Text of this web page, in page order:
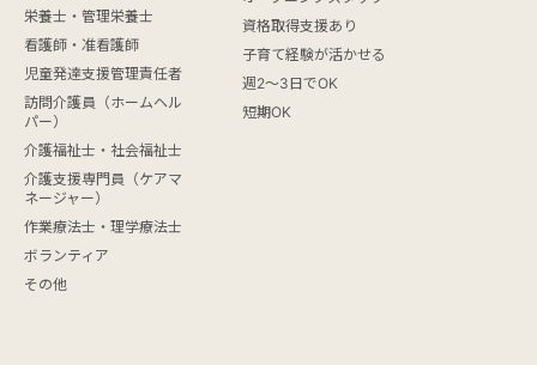
栄養士・管理栄養士
看護師・准看護師
児童発達支援管理責任者
訪問介護員（ホームヘル
パー）
介護福祉士・社会福祉士
介護支援専門員（ケアマ
ネージャー）
作業療法士・理学療法士
ボランティア
その他
資格取得支援あり
子育て経験が活かせる
週2～3日でOK
短期OK